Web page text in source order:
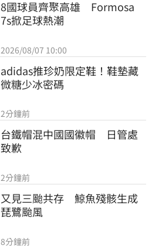
8國球員齊聚高雄　Formosa
7s掀足球熱潮
2026/08/07 10:00
adidas推珍奶限定鞋！鞋墊藏
微糖少冰密碼
2分鐘前
台鐵帽混中國國徽帽　日管處
致歉
2分鐘前
又見三颱共存　鯨魚殘骸生成
琵鷺颱風
8分鐘前